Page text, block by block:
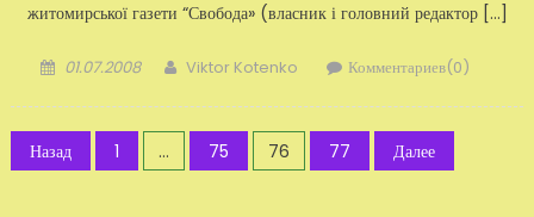
житомирської газети “Свобода» (власник і головний редактор […]
Добавлено
01.07.2008 Автор
Viktor Kotenko Комментариев(0)
Пагинация
Назад 1 … 75 76 77 Далее